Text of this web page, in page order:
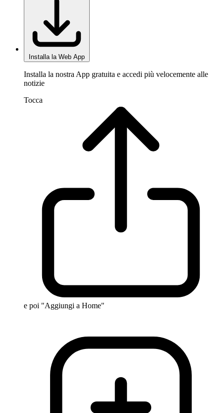
Installa la Web App
Installa la nostra App gratuita e accedi più velocemente alle
notizie
Tocca
e poi "Aggiungi a Home"